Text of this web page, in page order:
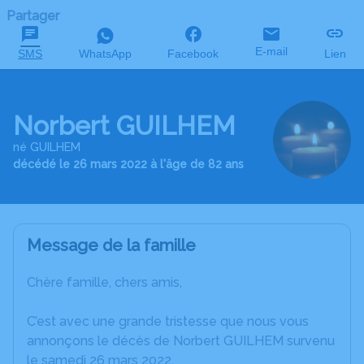
Partager
SMS WhatsApp Facebook E-mail Lien
Norbert GUILHEM
né GUILHEM
décédé le 26 mars 2022 à l'âge de 82 ans
Message de la famille
Chère famille, chers amis,
C’est avec une grande tristesse que nous vous
annonçons le décès de Norbert GUILHEM survenu
le samedi 26 mars 2022.